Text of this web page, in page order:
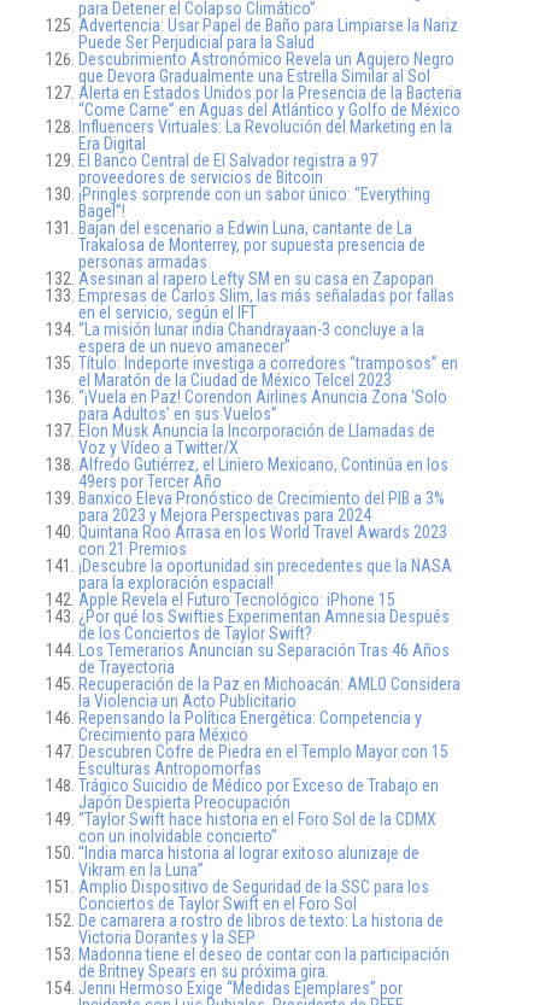
para Detener el Colapso Climático”
Advertencia: Usar Papel de Baño para Limpiarse la Nariz
Puede Ser Perjudicial para la Salud
Descubrimiento Astronómico Revela un Agujero Negro
que Devora Gradualmente una Estrella Similar al Sol
Alerta en Estados Unidos por la Presencia de la Bacteria
“Come Carne” en Aguas del Atlántico y Golfo de México
Influencers Virtuales: La Revolución del Marketing en la
Era Digital
El Banco Central de El Salvador registra a 97
proveedores de servicios de Bitcoin
¡Pringles sorprende con un sabor único: “Everything
Bagel”!
Bajan del escenario a Edwin Luna, cantante de La
Trakalosa de Monterrey, por supuesta presencia de
personas armadas
Asesinan al rapero Lefty SM en su casa en Zapopan
Empresas de Carlos Slim, las más señaladas por fallas
en el servicio, según el IFT
“La misión lunar india Chandrayaan-3 concluye a la
espera de un nuevo amanecer”
Título: Indeporte investiga a corredores “tramposos” en
el Maratón de la Ciudad de México Telcel 2023
“¡Vuela en Paz! Corendon Airlines Anuncia Zona ‘Solo
para Adultos’ en sus Vuelos”
Elon Musk Anuncia la Incorporación de Llamadas de
Voz y Vídeo a Twitter/X
Alfredo Gutiérrez, el Liniero Mexicano, Continúa en los
49ers por Tercer Año
Banxico Eleva Pronóstico de Crecimiento del PIB a 3%
para 2023 y Mejora Perspectivas para 2024
Quintana Roo Arrasa en los World Travel Awards 2023
con 21 Premios
¡Descubre la oportunidad sin precedentes que la NASA
para la exploración espacial!
Apple Revela el Futuro Tecnológico: iPhone 15
¿Por qué los Swifties Experimentan Amnesia Después
de los Conciertos de Taylor Swift?
Los Temerarios Anuncian su Separación Tras 46 Años
de Trayectoria
Recuperación de la Paz en Michoacán: AMLO Considera
la Violencia un Acto Publicitario
Repensando la Política Energética: Competencia y
Crecimiento para México
Descubren Cofre de Piedra en el Templo Mayor con 15
Esculturas Antropomorfas
Trágico Suicidio de Médico por Exceso de Trabajo en
Japón Despierta Preocupación
“Taylor Swift hace historia en el Foro Sol de la CDMX
con un inolvidable concierto”
“India marca historia al lograr exitoso alunizaje de
Vikram en la Luna”
Amplio Dispositivo de Seguridad de la SSC para los
Conciertos de Taylor Swift en el Foro Sol
De camarera a rostro de libros de texto: La historia de
Victoria Dorantes y la SEP
Madonna tiene el deseo de contar con la participación
de Britney Spears en su próxima gira.
Jenni Hermoso Exige “Medidas Ejemplares” por